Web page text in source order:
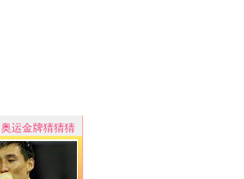
奥运金牌猜猜猜